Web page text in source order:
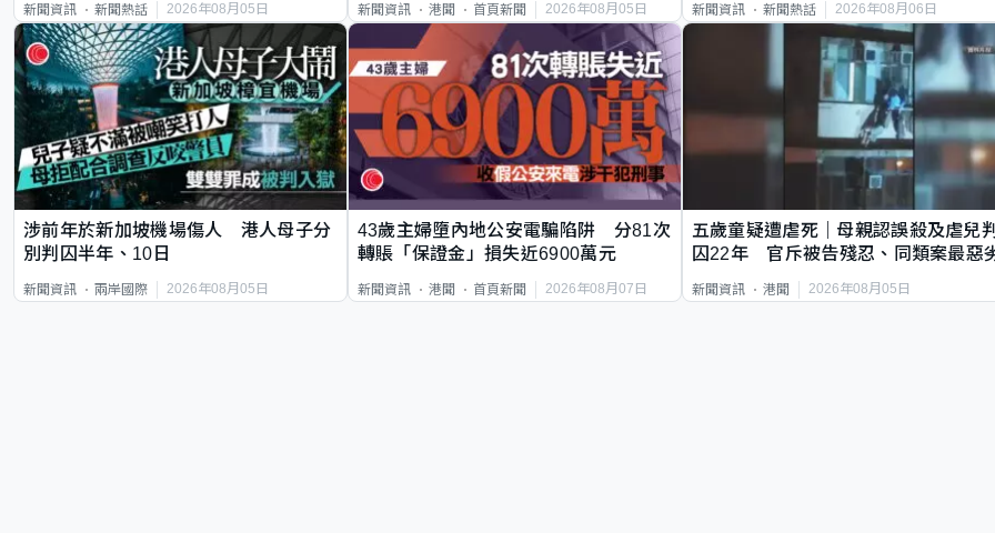
新聞資訊 新聞熱話 2026年08月05日 新聞資訊 港聞 首頁新聞 2026年08月05日 新聞資訊 新聞熱話 2026年08月06日
涉前年於新加坡機場傷人 港人母子分
別判囚半年、10日
新聞資訊 兩岸國際 2026年08月05日
43歲主婦墮內地公安電騙陷阱 分81次
轉賬「保證金」損失近6900萬元
新聞資訊 港聞 首頁新聞 2026年08月07日
五歲童疑遭虐死｜母親認誤殺及虐兒
囚22年 官斥被告殘忍、同類案最惡
新聞資訊 港聞 2026年08月05日